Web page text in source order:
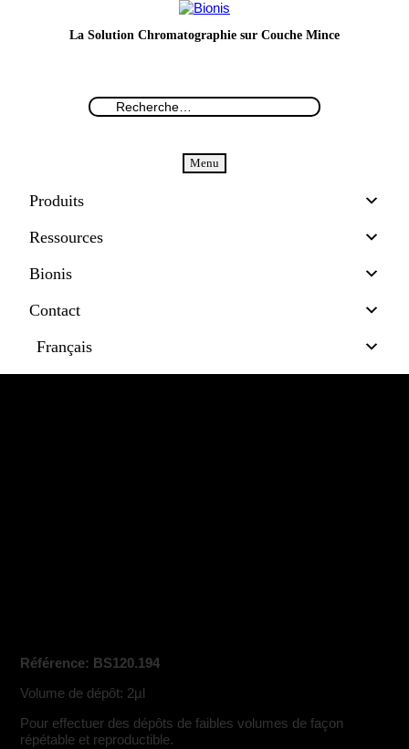
La Solution Chromatographie sur Couche Mince
Menu
Produits
Ressources
Bionis
Contact
Français
Référence: BS120.194
Volume de dépôt: 2µl
Pour effectuer des dépôts de faibles volumes de façon
répétable et reproductible.